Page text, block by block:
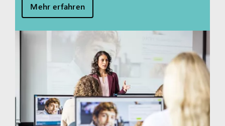
Mehr erfahren